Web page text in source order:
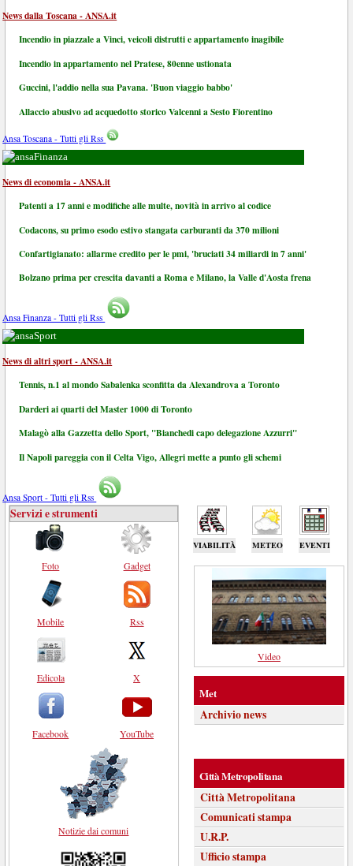
News dalla Toscana - ANSA.it
Incendio in piazzale a Vinci, veicoli distrutti e appartamento inagibile
Incendio in appartamento nel Pratese, 80enne ustionata
Guccini, l'addio nella sua Pavana. 'Buon viaggio babbo'
Allaccio abusivo ad acquedotto storico Valcenni a Sesto Fiorentino
Ansa Toscana - Tutti gli Rss
Finanza
News di economia - ANSA.it
Patenti a 17 anni e modifiche alle multe, novità in arrivo al codice
Codacons, su primo esodo estivo stangata carburanti da 370 milioni
Confartigianato: allarme credito per le pmi, 'bruciati 34 miliardi in 7 anni'
Bolzano prima per crescita davanti a Roma e Milano, la Valle d'Aosta frena
Ansa Finanza - Tutti gli Rss
Sport
News di altri sport - ANSA.it
Tennis, n.1 al mondo Sabalenka sconfitta da Alexandrova a Toronto
Darderi ai quarti del Master 1000 di Toronto
Malagò alla Gazzetta dello Sport, "Bianchedi capo delegazione Azzurri"
Il Napoli pareggia con il Celta Vigo, Allegri mette a punto gli schemi
Ansa Sport - Tutti gli Rss
VIABILITÀ METEO EVENTI
Servizi e strumenti
Foto
Mobile
Edicola
Facebook
Gadget
Rss
X
YouTube
Notizie dai comuni
Video
Met
Archivio news
Città Metropolitana
Città Metropolitana
Comunicati stampa
U.R.P.
Ufficio stampa